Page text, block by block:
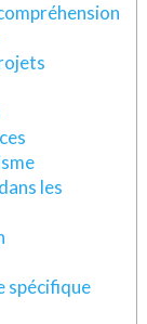
les
spécifique